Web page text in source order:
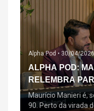
Alpha Pod • 30/04/2026
ALPHA POD:
RELEMBRA
SECADA,
MAIS
Maurício Manieri é,
90. Perto da virada